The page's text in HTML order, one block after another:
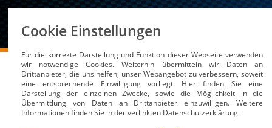
DMSB Medien / Service News
Top-Support für den
Cookie Einstellungen
Für die korrekte Darstellung und Funktion dieser Webseite verwenden
wir notwendige Cookies. Weiterhin übermitteln wir Daten an
Drittanbieter, die uns helfen, unser Webangebot zu verbessern, soweit
eine entsprechende Einwilligung vorliegt. Hier finden Sie eine
Darstellung der einzelnen Zwecke, sowie die Möglichkeit in die
Übermittlung von Daten an Drittanbieter einzuwilligen. Weitere
Informationen finden Sie in der verlinkten Datenschutzerklärung.